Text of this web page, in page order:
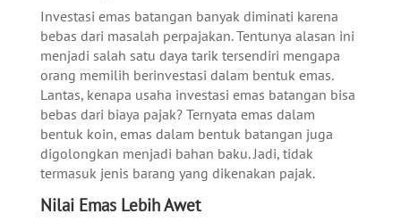
Investasi emas batangan banyak diminati karena
bebas dari masalah perpajakan. Tentunya alasan ini
menjadi salah satu daya tarik tersendiri mengapa
orang memilih berinvestasi dalam bentuk emas.
Lantas, kenapa usaha investasi emas batangan bisa
bebas dari biaya pajak? Ternyata emas dalam
bentuk koin, emas dalam bentuk batangan juga
digolongkan menjadi bahan baku. Jadi, tidak
termasuk jenis barang yang dikenakan pajak.
Nilai Emas Lebih Awet